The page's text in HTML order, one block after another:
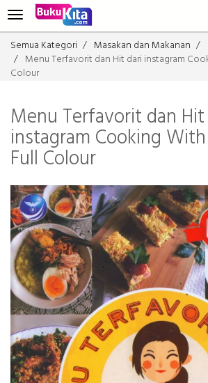
Semua Kategori Masakan dan Makanan
Menu Terfavorit dan Hit dari instagram
Colour
Menu Terfavorit dan
instagram Cooking
Full Colour